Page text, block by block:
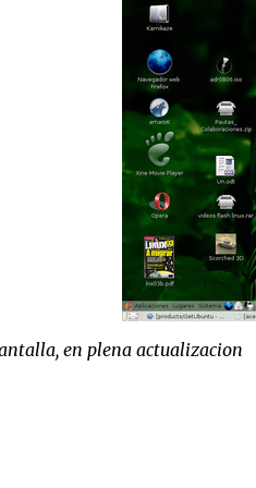
en plena actualizacion